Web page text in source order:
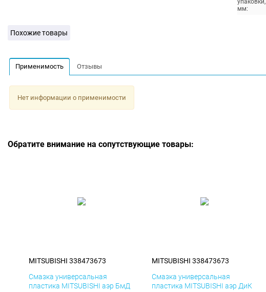
упаковки,
мм:
Похожие товары
Применимость Отзывы
Нет информации о применимости
Обратите внимание на сопутствующие товары:
MITSUBISHI 338473673
Смазка универсальная
пластика MITSUBISHI аэр БмД
MITSUBISHI 338473673
Смазка универсальная
пластика MITSUBISHI аэр ДиК